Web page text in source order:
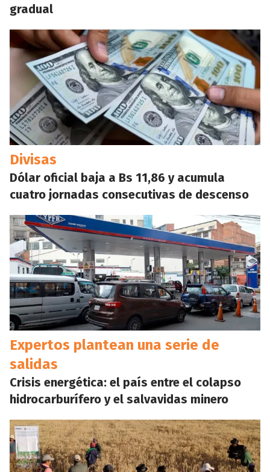
gradual
Divisas
Dólar oficial baja a Bs 11,86 y acumula
cuatro jornadas consecutivas de descenso
Expertos plantean una serie de
salidas
Crisis energética: el país entre el colapso
hidrocarburífero y el salvavidas minero